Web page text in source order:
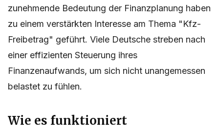
zunehmende Bedeutung der Finanzplanung haben
zu einem verstärkten Interesse am Thema "Kfz-
Freibetrag" geführt. Viele Deutsche streben nach
einer effizienten Steuerung ihres
Finanzenaufwands, um sich nicht unangemessen
belastet zu fühlen.
Wie es funktioniert